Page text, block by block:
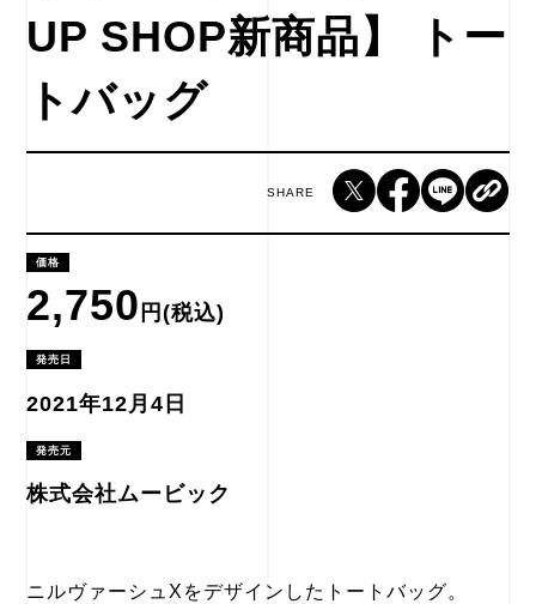
UP SHOP新商品】 トー
トバッグ
SHARE
価格
2,750 円(税込)
発売日
2021年12月4日
発売元
株式会社ムービック
ニルヴァーシュXをデザインしたトートバッグ。